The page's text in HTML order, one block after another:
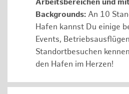
Arbeitsbereichen und
Backgrounds: An 10
Hafen kannst Du einige
Events,
Standortbesuchen
den Hafen im Herzen!